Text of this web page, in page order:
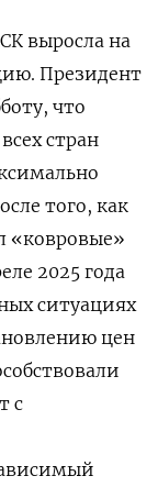
выросла на
Президент
‌что
‌стран
​того, как
«ковровые»
2025 года
ситуациях
цен
с